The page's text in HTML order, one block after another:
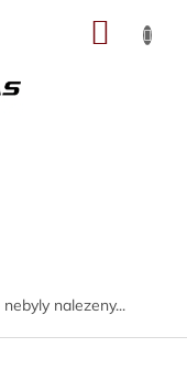
nebyly nalezeny...